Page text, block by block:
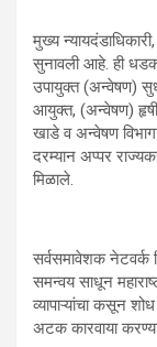
मुख्य
सुनावली आहे. ही
उपायुक्त (अन्वेषण)
आयुक्त, (अन्वेषण)
खाडे व अन्वेषण
दरम्यान अप्पर
मिळाले.
सर्वसमावेशक नेटवर्क
समन्वय साधून
व्यापाऱ्यांचा कसून
अटक कारवाया